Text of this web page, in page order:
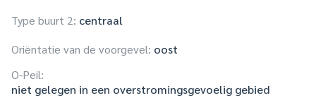
Type buurt 2: centraal
Oriëntatie van de voorgevel: oost
O-Peil:
niet gelegen in een overstromingsgevoelig gebied